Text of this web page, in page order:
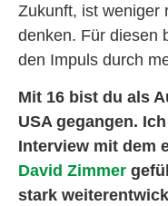
Zukunft, ist weniger
denken. Für diesen
den Impuls durch
Mit 16 bist du als
USA gegangen.
Interview mit dem
David Zimmer
stark